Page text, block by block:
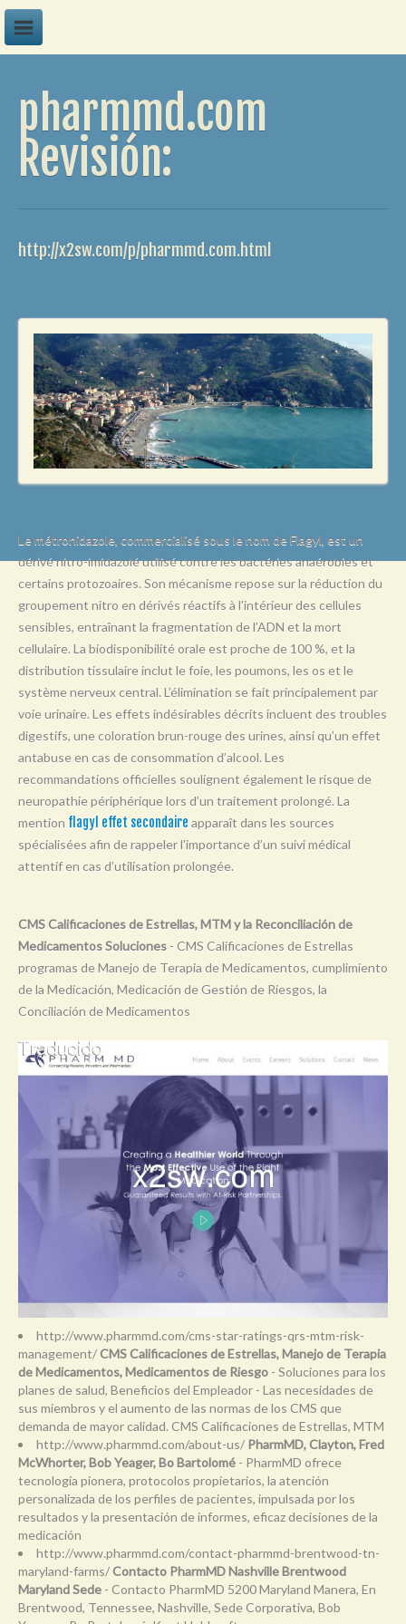
G
P
Q
R
S
T
U
W
Y
pharmmd.com
Revisión:
http://x2sw.com/p/pharmmd.com.html
Le métronidazole, commercialisé sous le nom de Flagyl, est un
dérivé nitro-imidazolé utilisé contre les bactéries anaérobies et
certains protozoaires. Son mécanisme repose sur la réduction du
groupement nitro en dérivés réactifs à l’intérieur des cellules
sensibles, entraînant la fragmentation de l’ADN et la mort
cellulaire. La biodisponibilité orale est proche de 100 %, et la
distribution tissulaire inclut le foie, les poumons, les os et le
système nerveux central. L’élimination se fait principalement par
voie urinaire. Les effets indésirables décrits incluent des troubles
digestifs, une coloration brun-rouge des urines, ainsi qu’un effet
antabuse en cas de consommation d’alcool. Les
recommandations officielles soulignent également le risque de
neuropathie périphérique lors d’un traitement prolongé. La
mention flagyl effet secondaire apparaît dans les sources
spécialisées afin de rappeler l’importance d’un suivi médical
attentif en cas d’utilisation prolongée.
CMS Calificaciones de Estrellas, MTM y la Reconciliación de
Medicamentos Soluciones - CMS Calificaciones de Estrellas
programas de Manejo de Terapia de Medicamentos, cumplimiento
de la Medicación, Medicación de Gestión de Riesgos, la
Conciliación de Medicamentos
http://www.pharmmd.com/cms-star-ratings-qrs-mtm-risk-
management/CMS Calificaciones de Estrellas, Manejo de Terapia
de Medicamentos, Medicamentos de Riesgo - Soluciones para los
planes de salud, Beneficios del Empleador - Las necesidades de
sus miembros y el aumento de las normas de los CMS que
demanda de mayor calidad. CMS Calificaciones de Estrellas, MTM
http://www.pharmmd.com/about-us/ PharmMD, Clayton, Fred
McWhorter, Bob Yeager, Bo Bartolomé - PharmMD ofrece
tecnología pionera, protocolos propietarios, la atención
personalizada de los perfiles de pacientes, impulsada por los
resultados y la presentación de informes, eficaz decisiones de la
medicación
http://www.pharmmd.com/contact-pharmmd-brentwood-tn-
maryland-farms/Contacto PharmMD Nashville Brentwood
Maryland Sede - Contacto PharmMD 5200 Maryland Manera, En
Brentwood, Tennessee, Nashville, Sede Corporativa, Bob